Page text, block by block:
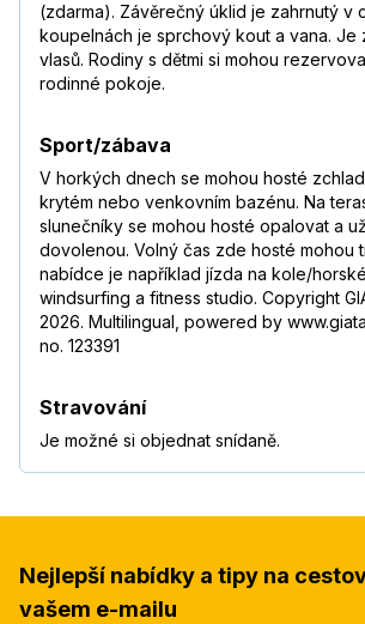
(zdarma). Závěrečný úklid je zahrnutý v
koupelnách je sprchový kout a vana. Je
vlasů. Rodiny s dětmi si mohou
rodinné pokoje.
Sport/zábava
V horkých dnech se mohou hosté
krytém nebo venkovním bazénu. Na
slunečníky se mohou hosté opalovat a
dovolenou. Volný čas zde hosté mohou
nabídce je například jízda na kole/
windsurfing a fitness studio. Copyright
2026. Multilingual, powered by
no. 123391
Stravování
Je možné si objednat snídaně.
Nejlepší nabídky a tipy na
vašem e-mailu